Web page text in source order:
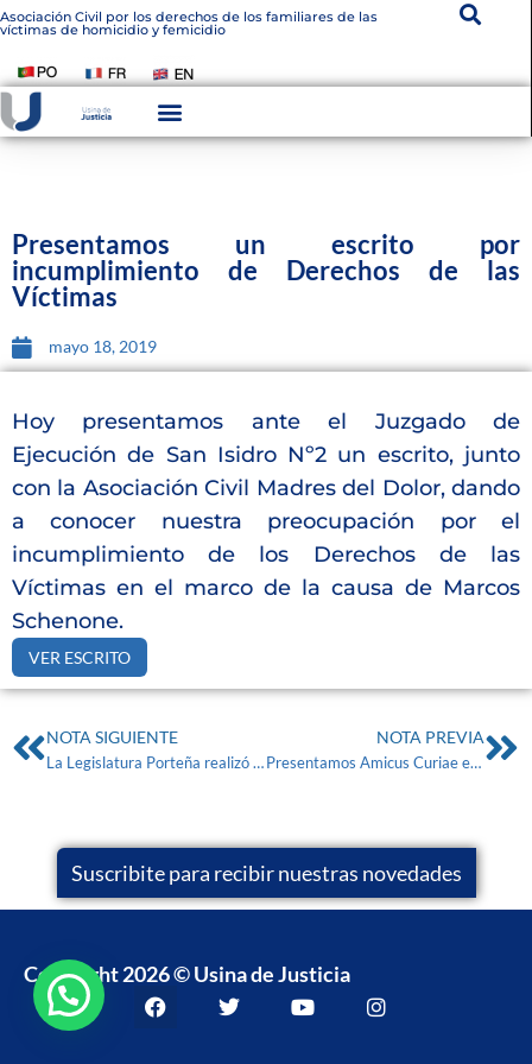
Asociación Civil por los derechos de los familiares de las
víctimas de homicidio y femicidio
Presentamos un escrito por
incumplimiento de Derechos de las
Víctimas
mayo 18, 2019
Hoy presentamos ante el Juzgado de
Ejecución de San Isidro Nº2 un escrito, junto
con la Asociación Civil Madres del Dolor, dando
a conocer nuestra preocupación por el
incumplimiento de los Derechos de las
Víctimas en el marco de la causa de Marcos
Schenone.
VER ESCRITO
NOTA SIGUIENTE
La Legislatura Porteña realizó un beneplácito por la incorporación de UJ a la OEA
NOTA PREVIA
Presentamos Amicus Curiae en la causa de Nicolás Pacheco
Suscribite para recibir nuestras novedades
Copyright 2026 © Usina de Justicia